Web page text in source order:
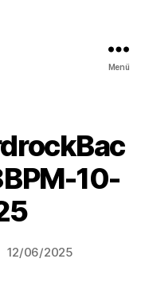
Menü
10-
12/06/2025